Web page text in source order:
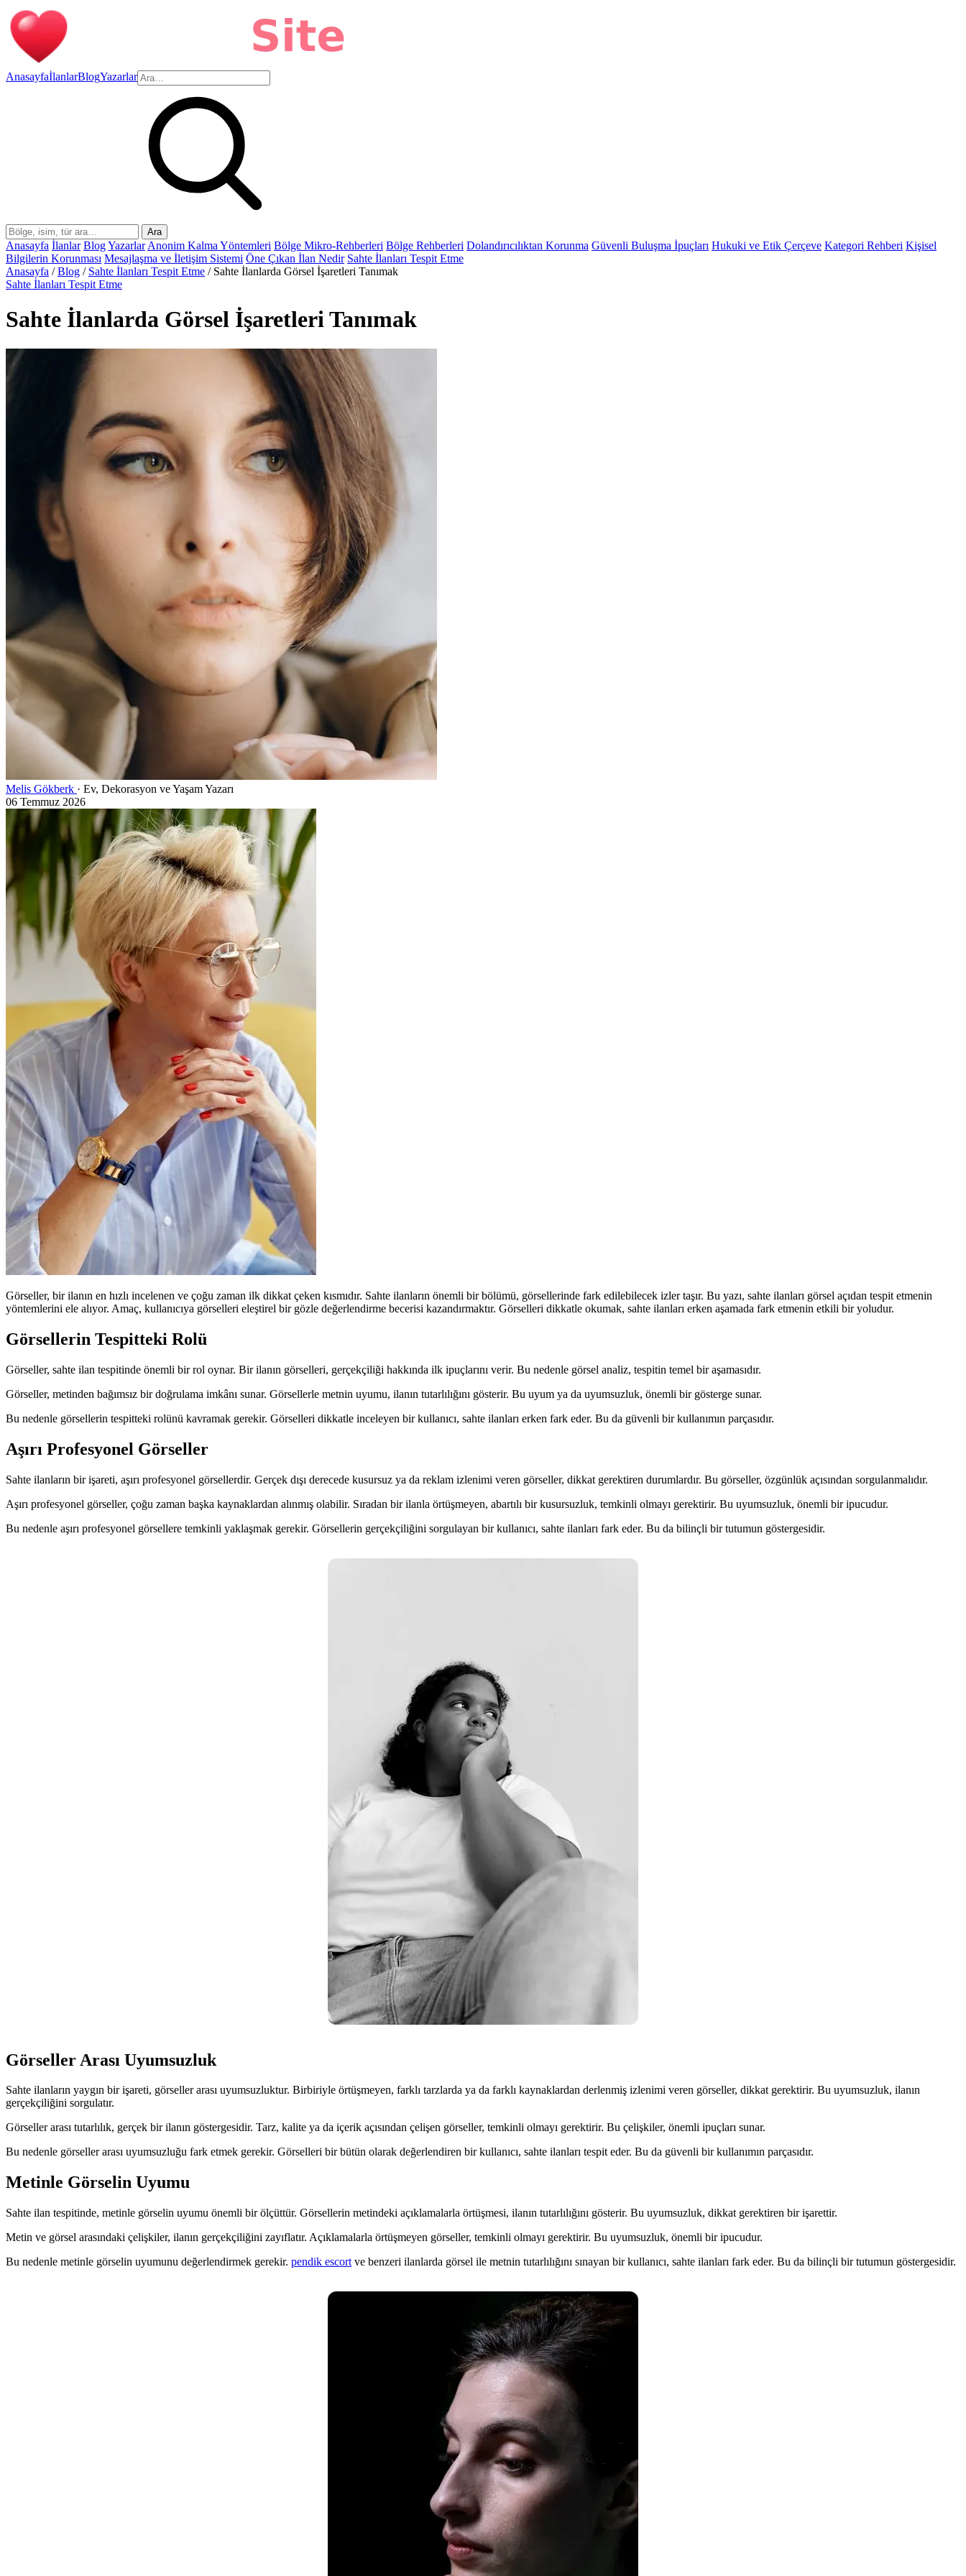
AnasayfaİlanlarBlogYazarlar
Ara
Anasayfa İlanlar BlogYazarlar Anonim Kalma Yöntemleri Bölge Mikro-Rehberleri Bölge Rehberleri Dolandırıcılıktan Korunma Güvenli Buluşma İpuçları Hukuki ve Etik Çerçeve Kategori Rehberi Kişisel
Bilgilerin Korunması Mesajlaşma ve İletişim Sistemi Öne Çıkan İlan Nedir Sahte İlanları Tespit Etme
Anasayfa / Blog / Sahte İlanları Tespit Etme / Sahte İlanlarda Görsel İşaretleri Tanımak
Sahte İlanları Tespit Etme
Sahte İlanlarda Görsel İşaretleri Tanımak
Melis Gökberk · Ev, Dekorasyon ve Yaşam Yazarı
06 Temmuz 2026
Görseller, bir ilanın en hızlı incelenen ve çoğu zaman ilk dikkat çeken kısmıdır. Sahte ilanların önemli bir bölümü, görsellerinde fark edilebilecek izler taşır. Bu yazı, sahte ilanları görsel açıdan tespit etmenin
yöntemlerini ele alıyor. Amaç, kullanıcıya görselleri eleştirel bir gözle değerlendirme becerisi kazandırmaktır. Görselleri dikkatle okumak, sahte ilanları erken aşamada fark etmenin etkili bir yoludur.
Görsellerin Tespitteki Rolü
Görseller, sahte ilan tespitinde önemli bir rol oynar. Bir ilanın görselleri, gerçekçiliği hakkında ilk ipuçlarını verir. Bu nedenle görsel analiz, tespitin temel bir aşamasıdır.
Görseller, metinden bağımsız bir doğrulama imkânı sunar. Görsellerle metnin uyumu, ilanın tutarlılığını gösterir. Bu uyum ya da uyumsuzluk, önemli bir gösterge sunar.
Bu nedenle görsellerin tespitteki rolünü kavramak gerekir. Görselleri dikkatle inceleyen bir kullanıcı, sahte ilanları erken fark eder. Bu da güvenli bir kullanımın parçasıdır.
Aşırı Profesyonel Görseller
Sahte ilanların bir işareti, aşırı profesyonel görsellerdir. Gerçek dışı derecede kusursuz ya da reklam izlenimi veren görseller, dikkat gerektiren durumlardır. Bu görseller, özgünlük açısından sorgulanmalıdır.
Aşırı profesyonel görseller, çoğu zaman başka kaynaklardan alınmış olabilir. Sıradan bir ilanla örtüşmeyen, abartılı bir kusursuzluk, temkinli olmayı gerektirir. Bu uyumsuzluk, önemli bir ipucudur.
Bu nedenle aşırı profesyonel görsellere temkinli yaklaşmak gerekir. Görsellerin gerçekçiliğini sorgulayan bir kullanıcı, sahte ilanları fark eder. Bu da bilinçli bir tutumun göstergesidir.
Görseller Arası Uyumsuzluk
Sahte ilanların yaygın bir işareti, görseller arası uyumsuzluktur. Birbiriyle örtüşmeyen, farklı tarzlarda ya da farklı kaynaklardan derlenmiş izlenimi veren görseller, dikkat gerektirir. Bu uyumsuzluk, ilanın
gerçekçiliğini sorgulatır.
Görseller arası tutarlılık, gerçek bir ilanın göstergesidir. Tarz, kalite ya da içerik açısından çelişen görseller, temkinli olmayı gerektirir. Bu çelişkiler, önemli ipuçları sunar.
Bu nedenle görseller arası uyumsuzluğu fark etmek gerekir. Görselleri bir bütün olarak değerlendiren bir kullanıcı, sahte ilanları tespit eder. Bu da güvenli bir kullanımın parçasıdır.
Metinle Görselin Uyumu
Sahte ilan tespitinde, metinle görselin uyumu önemli bir ölçüttür. Görsellerin metindeki açıklamalarla örtüşmesi, ilanın tutarlılığını gösterir. Bu uyumsuzluk, dikkat gerektiren bir işarettir.
Metin ve görsel arasındaki çelişkiler, ilanın gerçekçiliğini zayıflatır. Açıklamalarla örtüşmeyen görseller, temkinli olmayı gerektirir. Bu uyumsuzluk, önemli bir ipucudur.
Bu nedenle metinle görselin uyumunu değerlendirmek gerekir. pendik escort ve benzeri ilanlarda görsel ile metnin tutarlılığını sınayan bir kullanıcı, sahte ilanları fark eder. Bu da bilinçli bir tutumun göstergesidir.